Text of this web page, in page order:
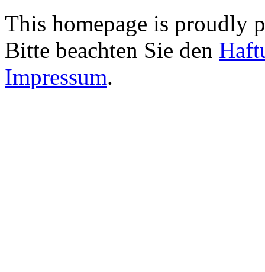
This homepage is proudly
Bitte beachten Sie den
Impressum.